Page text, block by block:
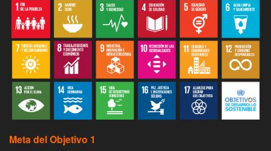
Meta del Objetivo 1